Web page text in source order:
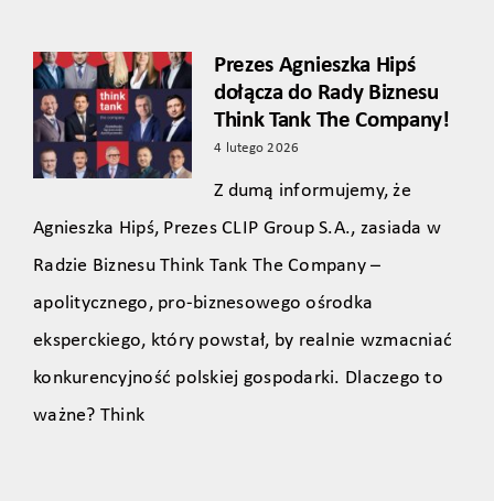
Prezes Agnieszka Hipś
dołącza do Rady Biznesu
Think Tank The Company!
4 lutego 2026
Z dumą informujemy, że
Agnieszka Hipś, Prezes CLIP Group S.A., zasiada w
Radzie Biznesu Think Tank The Company –
apolitycznego, pro‑biznesowego ośrodka
eksperckiego, który powstał, by realnie wzmacniać
konkurencyjność polskiej gospodarki. Dlaczego to
ważne? Think